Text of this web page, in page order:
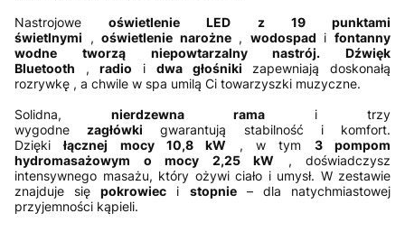
Nastrojoweoświetlenie LED z 19 punktami
świetlnymi ,oświetlenie narożne, wodospad ifontanny
wodne tworzą niepowtarzalny nastrój. Dźwięk
Bluetooth ,radio i dwa głośniki zapewniają doskonałą
rozrywkę , a chwile w spa umilą Ci towarzyszki muzyczne.
Solidna, nierdzewna rama i trzy
wygodne zagłówki gwarantują stabilność i komfort.
Dziękiłącznej mocy 10,8 kW , w tym 3 pompom
hydromasażowym o mocy 2,25 kW , doświadczysz
intensywnego masażu, który ożywi ciało i umysł. W zestawie
znajduje siępokrowiec i stopnie– dla natychmiastowej
przyjemności kąpieli.